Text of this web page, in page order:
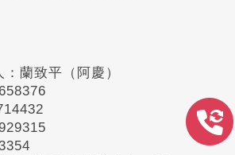
：蘭致平（阿慶）